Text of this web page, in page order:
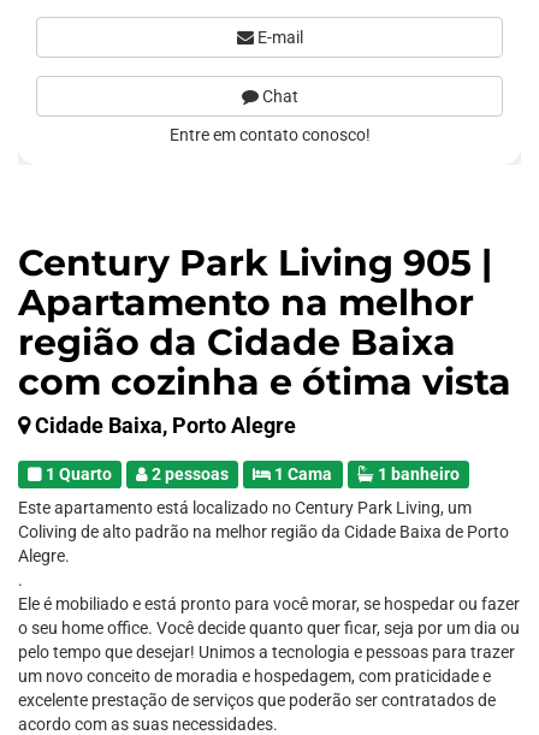
Century Park Living 905 |
Apartamento na melhor
região da Cidade Baixa
com cozinha e ótima vista
Cidade Baixa, Porto Alegre
1 Quarto 2 pessoas 1 Cama
1 banheiro
Este apartamento está localizado no Century Park Living, um
Coliving de alto padrão na melhor região da Cidade Baixa de Porto
Alegre.
.
Ele é mobiliado e está pronto para você morar, se hospedar ou fazer
o seu home office. Você decide quanto quer ficar, seja por um dia ou
pelo tempo que desejar! Unimos a tecnologia e pessoas para trazer
um novo conceito de moradia e hospedagem, com praticidade e
excelente prestação de serviços que poderão ser contratados de
acordo com as suas necessidades.
E-mail
Chat
Entre em contato conosco!